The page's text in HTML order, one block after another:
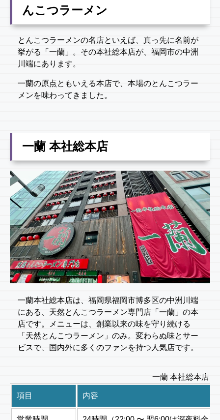
んこつラーメン
とんこつラーメンの名店といえば、真っ先に名前が
挙がる「一蘭」。その本社総本店が、福岡市の中洲
川端にあります。
一蘭の原点ともいえる本店で、本場のとんこつラー
メンを味わってきました。
一蘭 本社総本店
一蘭本社総本店は、福岡県福岡市博多区の中洲川端
にある、天然とんこつラーメン専門店「一蘭」の本
店です。メニューは、創業以来の味を守り続ける
「天然とんこつラーメン」のみ。変わらぬ味とサー
ビスで、国内外に多くのファンを持つ人気店です。
一蘭 本社総本店
項目 内容